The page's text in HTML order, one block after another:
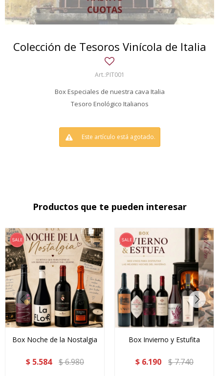
Colección de Tesoros Vinícola de Italia
PIT001
Box Especiales de nuestra cava Italia
Tesoro Enológico Italianos
Este artículo está agotado.
Productos que te pueden interesar
Box Noche de la Nostalgia
$ 5.584 $6.980
Box Invierno y Estufita
$ 6.190 $7.740